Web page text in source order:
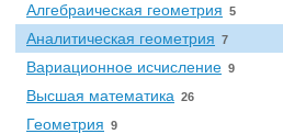
Алгебраическая геометрия 5
Аналитическая геометрия 7
Вариационное исчисление 9
Высшая математика 26
Геометрия 9